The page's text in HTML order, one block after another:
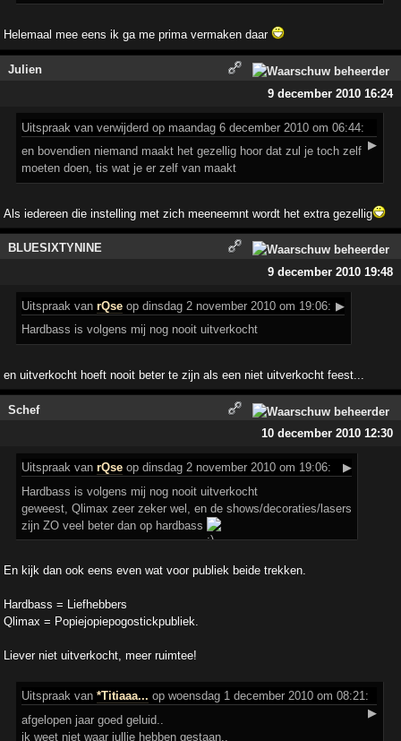
Helemaal mee eens ik ga me prima vermaken daar
Julien
9 december 2010 16:24
Uitspraak van verwijderd op maandag 6 december 2010 om 06:44:
▶
en bovendien niemand maakt het gezellig hoor dat zul je toch zelf
moeten doen, tis wat je er zelf van maakt
Als iedereen die instelling met zich meeneemnt wordt het extra gezellig
BLUESIXTYNINE
9 december 2010 19:48
Uitspraak vanrQse op dinsdag 2 november 2010 om 19:06: ▶
Hardbass is volgens mij nog nooit uitverkocht
en uitverkocht hoeft nooit beter te zijn als een niet uitverkocht feest...
Schef
10 december 2010 12:30
Uitspraak vanrQse op dinsdag 2 november 2010 om 19:06:
▶
Hardbass is volgens mij nog nooit uitverkocht
geweest, Qlimax zeer zeker wel, en de shows/decoraties/lasers
zijn ZO veel beter dan op hardbass
En kijk dan ook eens even wat voor publiek beide trekken.
Hardbass = Liefhebbers
Qlimax = Popiejopiepogostickpubliek.
Liever niet uitverkocht, meer ruimtee!
Uitspraak van*Titiaaa... op woensdag 1 december 2010 om 08:21:
▶
afgelopen jaar goed geluid..
ik weet niet waar jullie hebben gestaan..